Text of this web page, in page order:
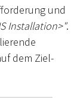
und
Installation>".
dem Ziel-